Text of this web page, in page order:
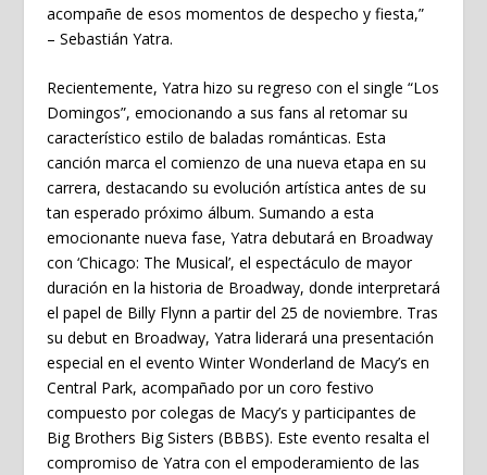
acompañe de esos momentos de despecho y fiesta,”
– Sebastián Yatra.
Recientemente, Yatra hizo su regreso con el single “Los
Domingos”, emocionando a sus fans al retomar su
característico estilo de baladas románticas. Esta
canción marca el comienzo de una nueva etapa en su
carrera, destacando su evolución artística antes de su
tan esperado próximo álbum. Sumando a esta
emocionante nueva fase, Yatra debutará en Broadway
con ‘Chicago: The Musical’, el espectáculo de mayor
duración en la historia de Broadway, donde interpretará
el papel de Billy Flynn a partir del 25 de noviembre. Tras
su debut en Broadway, Yatra liderará una presentación
especial en el evento Winter Wonderland de Macy’s en
Central Park, acompañado por un coro festivo
compuesto por colegas de Macy’s y participantes de
Big Brothers Big Sisters (BBBS). Este evento resalta el
compromiso de Yatra con el empoderamiento de las